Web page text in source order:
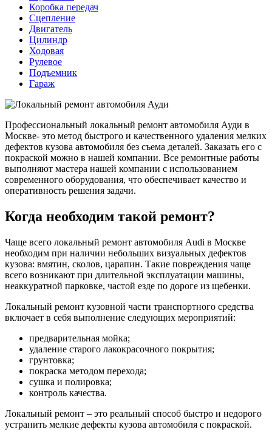
Коробка передач
Сцепление
Двигатель
Цилиндр
Ходовая
Рулевое
Подъемник
Гараж
Профессиональный локальный ремонт автомобиля Ауди в
Москве- это метод быстрого и качественного удаления мелких
дефектов кузова автомобиля без съема деталей. Заказать его с
покраской можно в нашей компании. Все ремонтные работы
выполняют мастера нашей компании с использованием
современного оборудования, что обеспечивает качество и
оперативность решения задачи.
Когда необходим такой ремонт?
Чаще всего локальный ремонт автомобиля Audi в Москве
необходим при наличии небольших визуальных дефектов
кузова: вмятин, сколов, царапин. Такие повреждения чаще
всего возникают при длительной эксплуатации машины,
неаккуратной парковке, частой езде по дороге из щебенки.
Локальный ремонт кузовной части транспортного средства
включает в себя выполнение следующих мероприятий:
предварительная мойка;
удаление старого лакокрасочного покрытия;
грунтовка;
покраска методом перехода;
сушка и полировка;
контроль качества.
Локальный ремонт – это реальный способ быстро и недорого
устранить мелкие дефекты кузова автомобиля с покраской.